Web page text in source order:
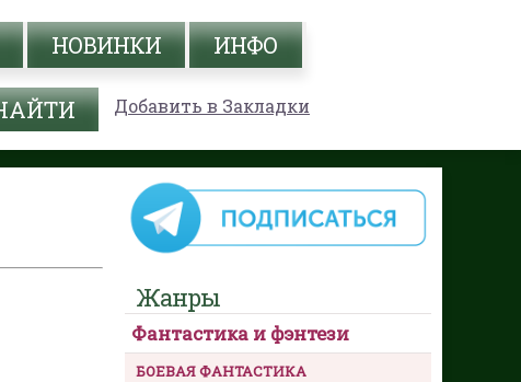
НОВИНКИ ИНФО
Добавить в Закладки
Жанры
Фантастика и фэнтези
БОЕВАЯ ФАНТАСТИКА